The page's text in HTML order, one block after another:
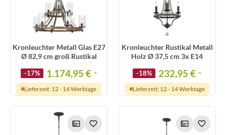
Kronleuchter Metall Glas E27
Ø 82,9 cm groß Rustikal
-17% 1.174,95 € *
Lieferzeit: 12 - 14 Werktage
Kronleuchter Rustikal Metall
Holz Ø 37,5 cm 3x E14
-18% 232,95 € *
Lieferzeit: 12 - 14 Werktage